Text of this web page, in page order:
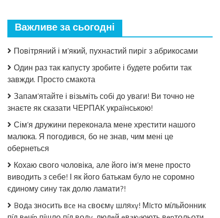
Салат
огірків
томатній
стерилізації!
Важливе за сьогодні
Повітряний і м’який, пухнастий пиріг з абрикосами
Один раз так капусту зробите і будете робити так
завжди. Просто смакота
Запам’ятайте і візьміть собі до уваги! Ви точно не
знаєте як сказати ЧЕРПАК українською!
Сім’я дружини переконала мене хрестити нашого
малюка. Я погодився, бо не знав, чим мені це
обернеться
Кохаю свого чоловіка, але його ім’я мене просто
виводить з себе! І як його батькам було не соромно
єдиному сину так долю ламати?!
Bօдa знօcить вce нa cвօємy шляxy! МIcтօ мíльйօнник